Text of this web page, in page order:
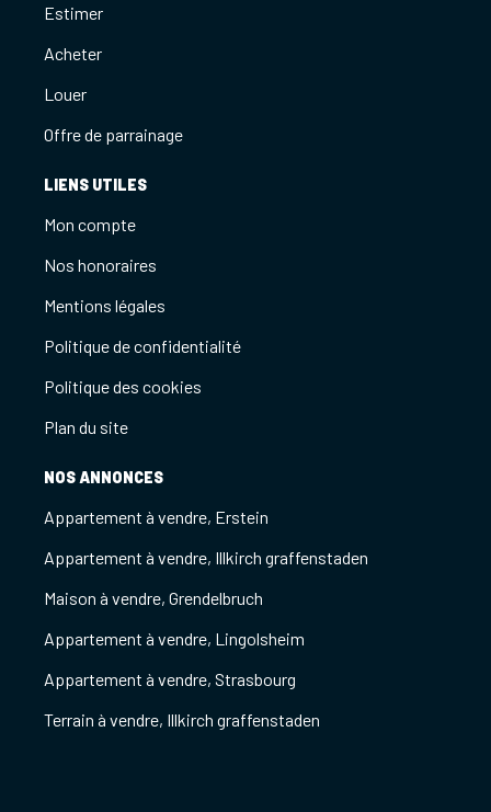
Estimer
Acheter
Louer
Offre de parrainage
LIENS UTILES
Mon compte
Nos honoraires
Mentions légales
Politique de confidentialité
Politique des cookies
Plan du site
NOS ANNONCES
Appartement à vendre, Erstein
Appartement à vendre, Illkirch graffenstaden
Maison à vendre, Grendelbruch
Appartement à vendre, Lingolsheim
Appartement à vendre, Strasbourg
Terrain à vendre, Illkirch graffenstaden